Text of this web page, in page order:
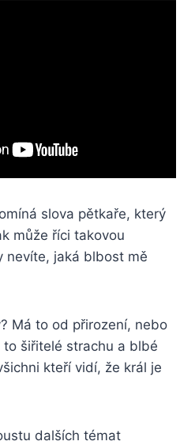
slova pětkaře, který
může říci takovou
nevíte, jaká blbost mě
Má to od přirození, nebo
šiřitelé strachu a blbé
kteří vidí, že král je
dalších témat